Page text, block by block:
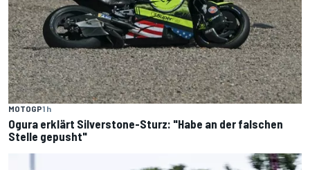
MOTOGP1 h
Ogura erklärt Silverstone-Sturz: "Habe an der falschen
Stelle gepusht"